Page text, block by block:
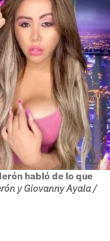
habló de lo que
y Giovanny Ayala /